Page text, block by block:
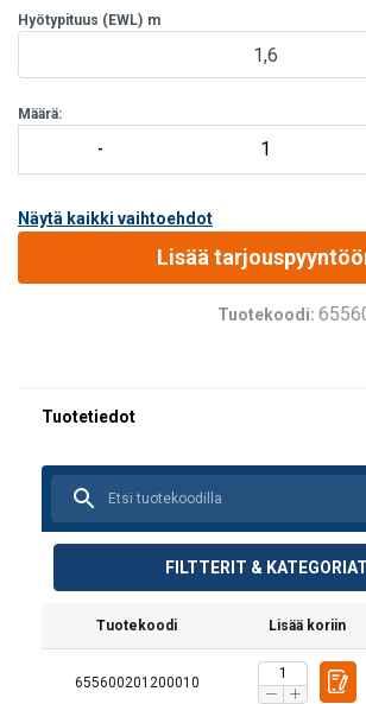
Hyötypituus (EWL) m
1,6
Määrä:
Näytä kaikki vaihtoehdot
Lisää
Tuotekoodi:
FILTTERIT & KATEGORIAT
Tuotekoodi Lisää koriin
655600201200010
Käyttöohjeet